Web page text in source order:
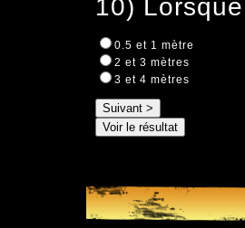
10)
0.5 et 1 mètre
2 et 3 mètres
3 et 4 mètres